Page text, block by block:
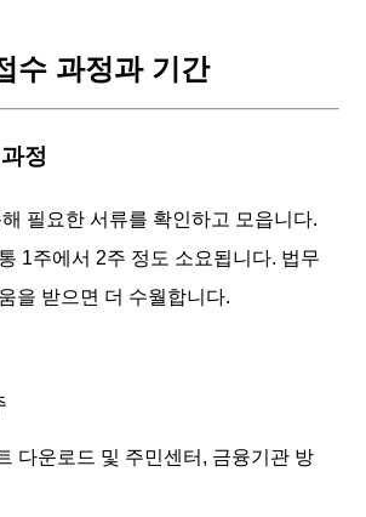
수 과정과 기간
정
필요한 서류를 확인하고 모읍니다.
1주에서 2주 정도 소요됩니다. 법무
을 받으면 더 수월합니다.
다운로드 및 주민센터, 금융기관 방